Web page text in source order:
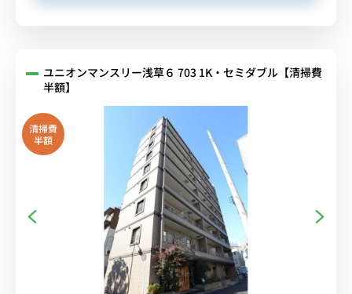
ユニオンマンスリー浅草６ 703 1K・セミダブル【清掃費
半額】
清掃費
半額